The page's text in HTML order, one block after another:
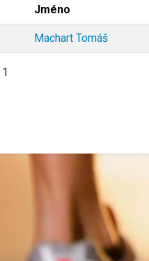
Jméno
Machart Tomáš
1